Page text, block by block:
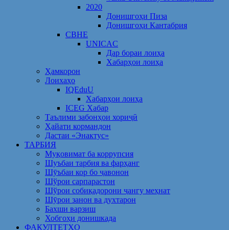
2020
Донишгоҳи Пиза
Донишгоҳи Кантабрия
CBHE
UNICAC
Дар бораи лоиҳа
Хабарҳои лоиҳа
Ҳамкорон
Лоихаҳо
IQEduU
Хабарҳои лоиҳа
ICEG Хабар
Таълими забонҳои хориҷӣ
Ҳайати кормандон
Дастаи «Энактус»
ТАРБИЯ
Муқовимат ба коррупсия
Шуъбаи тарбия ва фарҳанг
Шӯъбаи кор бо ҷавонон
Шўрои сарпарастон
Шўрои собиқадорони ҷангу меҳнат
Шӯрои занон ва духтарон
Бахши варзиш
Хобгоҳи донишкада
ФАКУЛТЕТҲО